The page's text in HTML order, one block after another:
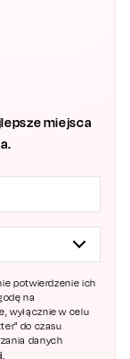
miejsca
potwierdzenie ich
na
wyłącznie w celu
do czasu
danych
.